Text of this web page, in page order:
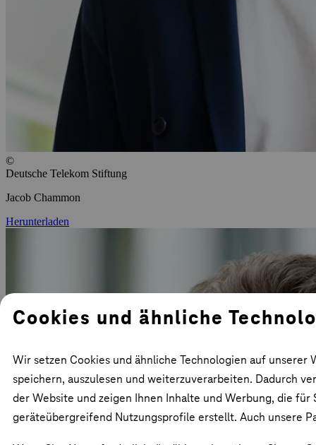
Cookies und ähnliche
Wir setzen Cookies und ähnliche Technologien auf
speichern, auszulesen und weiterzuverarbeiten. Dadurch
der Website und zeigen Ihnen Inhalte und Werbung, die
geräteübergreifend Nutzungsprofile erstellt. Auch unsere
©
Deutsche Telekom Stiftung
Jacob Chammon
Herunterladen